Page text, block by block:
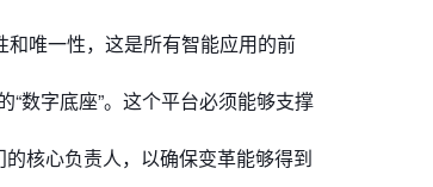
唯一性，这是所有智能应用的前
数字底座”。这个平台必须能够支撑
核心负责人，以确保变革能够得到